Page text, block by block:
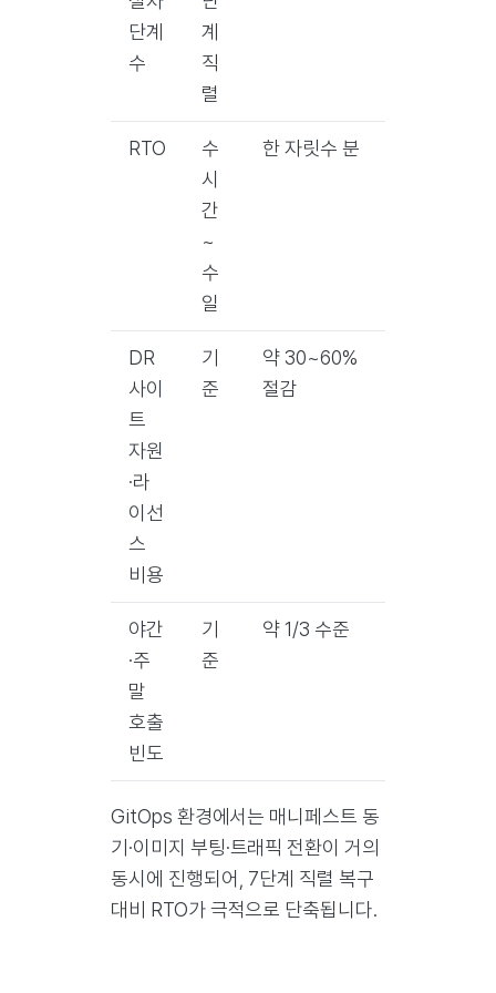
단계
수
계
직
렬
RTO
수
시
간
~
수
일
한 자릿수 분
DR
사이
트
자원
·라
이선
스
비용
기
준
약 30~60%
절감
야간
·주
말
호출
빈도
기
준
약 1/3 수준
GitOps 환경에서는 매니페스트 동
기·이미지 부팅·트래픽 전환이 거의
동시에 진행되어, 7단계 직렬 복구
대비 RTO가 극적으로 단축됩니다.